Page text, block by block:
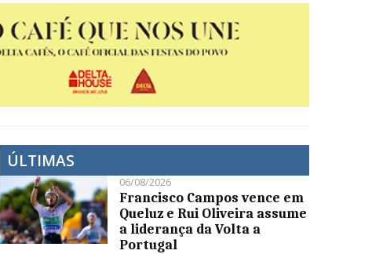
ÚLTIMAS
06/08/2026
Francisco Campos vence em
Queluz e Rui Oliveira assume
a liderança da Volta a
Portugal